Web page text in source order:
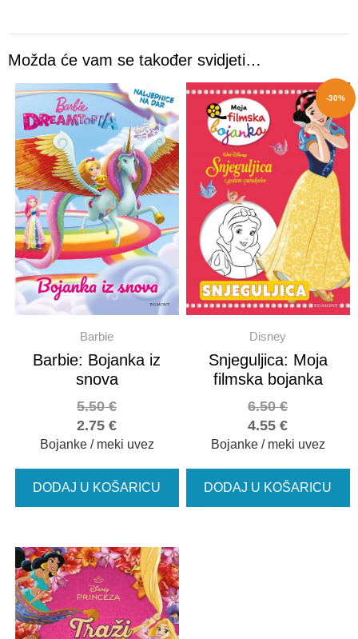
Možda će vam se također svidjeti…
Barbie
Barbie: Bojanka iz
snova
2.75€
5.50€
Bojanke / meki uvez
DODAJ U KOŠARICU
-30%
Disney
Snjeguljica: Moja
filmska bojanka
4.55€
6.50€
Bojanke / meki uvez
DODAJ U KOŠARICU